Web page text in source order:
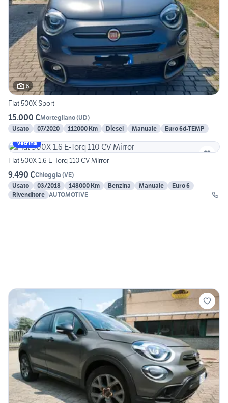
6
Fiat 500X Sport
15.000 €Mortegliano(UD)
Usato
07/2020 112000 Km Diesel Manuale
Euro 6d-TEMP
Vetrina
Fiat 500X 1.6 E-Torq 110 CV Mirror
9.490 €Chioggia (VE)
Usato
03/2018 148000 Km Benzina Manuale
Euro 6
Rivenditore AUTOMOTIVE